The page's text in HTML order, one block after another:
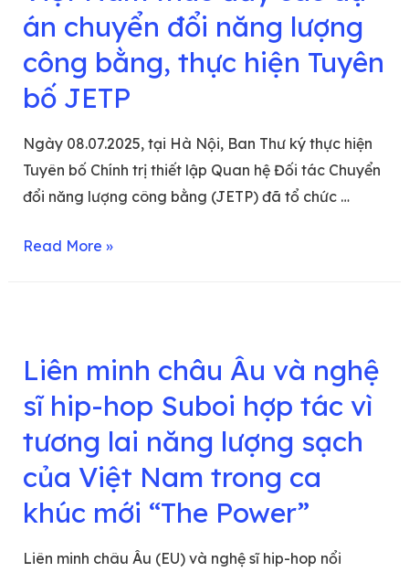
án chuyển đổi năng lượng
công bằng, thực hiện Tuyên
bố JETP
Ngày 08.07.2025, tại Hà Nội, Ban Thư ký thực hiện
Tuyên bố Chính trị thiết lập Quan hệ Đối tác Chuyển
đổi năng lượng công bằng (JETP) đã tổ chức …
Read More »
Liên minh châu Âu và nghệ
sĩ hip-hop Suboi hợp tác vì
tương lai năng lượng sạch
của Việt Nam trong ca
khúc mới “The Power”
Liên minh châu Âu (EU) và nghệ sĩ hip-hop nổi